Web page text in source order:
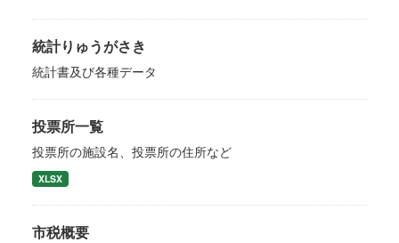
統計りゅうがさき
統計書及び各種データ
投票所一覧
投票所の施設名、投票所の住所など
XLSX
市税概要